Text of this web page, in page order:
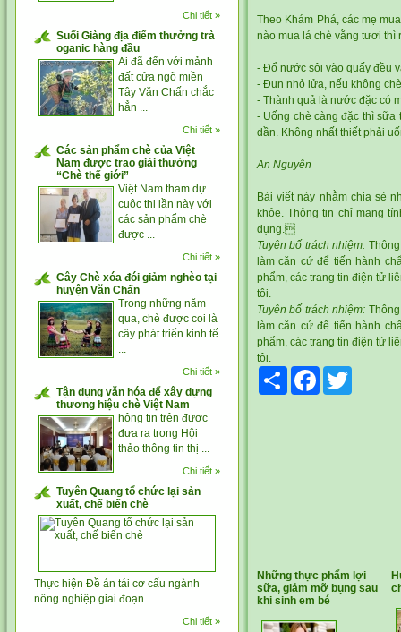
Chi tiết »
Suối Giàng địa điểm thưởng trà
oganic hàng đầu
Ai đã đến với mảnh
đất cửa ngõ miền
Tây Văn Chấn chắc
hẳn ...
Chi tiết »
Các sản phẩm chè của Việt
Nam được trao giải thưởng
“Chè thế giới”
Việt Nam tham dự
cuộc thi lần này với
các sản phẩm chè
được ...
Chi tiết »
Cây Chè xóa đói giảm nghèo tại
huyện Văn Chấn
Trong những năm
qua, chè được coi là
cây phát triển kinh tế
...
Chi tiết »
Tận dụng văn hóa để xây dựng
thương hiệu chè Việt Nam
hông tin trên được
đưa ra trong Hội
thảo thông tin thị ...
Chi tiết »
Tuyên Quang tổ chức lại sản
xuất, chế biến chè
Thực hiện Đề án tái cơ cấu ngành
nông nghiệp giai đoạn ...
Chi tiết »
Theo Khám Phá, các mẹ
nào mua lá chè vằng tươi thì
- Đổ nước sôi vào quấy đều
- Đun nhỏ lửa, nếu không
- Thành quả là nước đặc có
- Uống chè càng đặc thì
dần. Không nhất thiết phải
An Nguyên
Bài viết này nhằm chia sẻ
khỏe. Thông tin chỉ mang
dụng.
Tuyên bố trách nhiệm:
làm căn cứ để tiến hành
phẩm, các trang tin điện tử
tôi.
Tuyên bố trách nhiệm:
làm căn cứ để tiến hành
phẩm, các trang tin điện tử
tôi.
Share
Facebook
Những thực phẩm lợi
sữa, giảm mỡ bụng sau
khi sinh em bé